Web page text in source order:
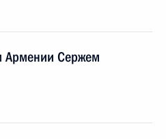
Армении Сержем